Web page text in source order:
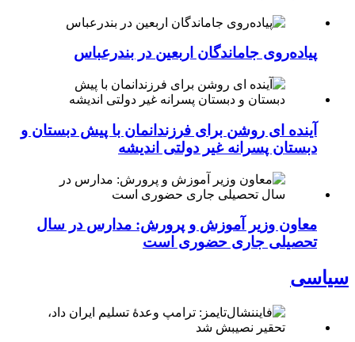
پیاده‌روی جاماندگان اربعین در بندرعباس
آینده ای روشن برای فرزندانمان با پیش دبستان و
دبستان پسرانه غیر دولتی اندیشه
معاون وزیر آموزش و پرورش: مدارس در سال
تحصیلی جاری حضوری است
سیاسی